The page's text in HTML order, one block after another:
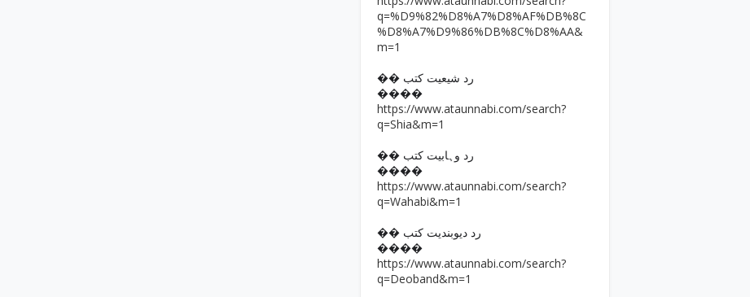
q=%D9%82%D8%A7%D8%AF%DB%8C
%D8%A7%D9%86%DB%8C%D8%AA&
m=1
�� رد شیعیت کتب
����
https://www.ataunnabi.com/search?
q=Shia&m=1
�� رد وہابیت کتب
����
https://www.ataunnabi.com/search?
q=Wahabi&m=1
�� رد دیوبندیت کتب
����
https://www.ataunnabi.com/search?
q=Deoband&m=1